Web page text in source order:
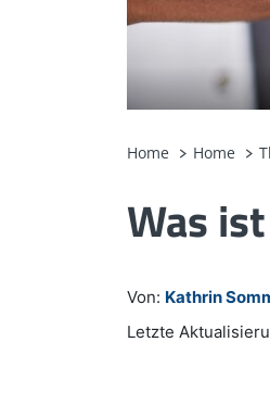
Home Home
Was
Von: Kathrin
Letzte